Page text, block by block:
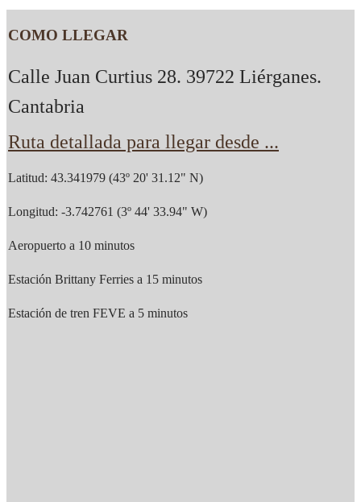
COMO LLEGAR
Calle Juan Curtius 28. 39722 Liérganes.
Cantabria
Ruta detallada para llegar desde ...
Latitud: 43.341979 (43º 20' 31.12" N)
Longitud: -3.742761 (3º 44' 33.94" W)
Aeropuerto a 10 minutos
Estación Brittany Ferries a 15 minutos
Estación de tren FEVE a 5 minutos